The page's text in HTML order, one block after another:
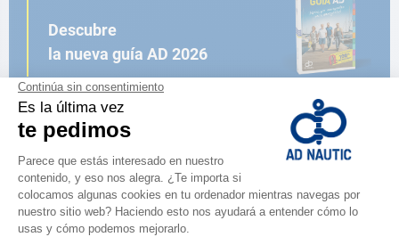
Descubre
la nueva guía AD 2026
NAVEGAR POR EL CATÁLOGO
ESPACIO FIDELIDAD
¿Eres apasionado?